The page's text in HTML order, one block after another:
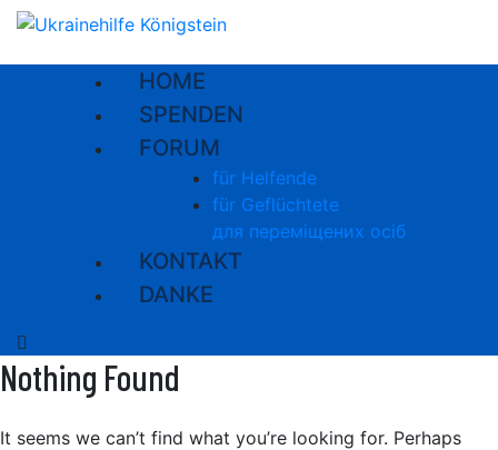
HOME
SPENDEN
FORUM
für Helfende
für Geflüchtete
для переміщених осіб
KONTAKT
DANKE
Nothing Found
It seems we can’t find what you’re looking for. Perhaps